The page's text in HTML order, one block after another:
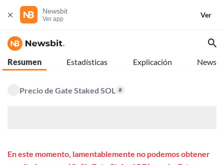
Newsbit
Ver app
Ver
Resumen Estadísticas Explicación News
Precio de Gate Staked SOL #
En este momento, lamentablemente no podemos obtener